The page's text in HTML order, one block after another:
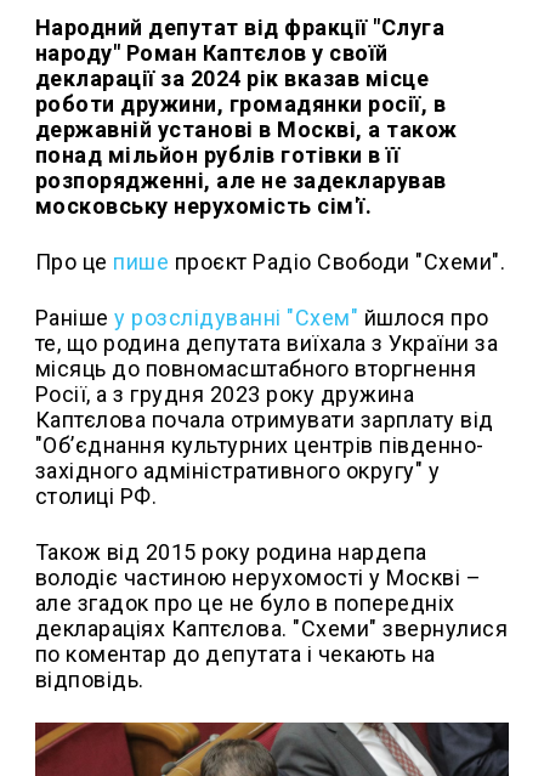
Народний депутат від фракції "Слуга
народу" Роман Каптєлов у своїй
декларації за 2024 рік вказав місце
роботи дружини, громадянки росії, в
державній установі в Москві, а також
понад мільйон рублів готівки в її
розпорядженні, але не задекларував
московську нерухомість сім'ї.
Про це пише проєкт Радіо Свободи "Схеми".
Ранішеу розслідуванні "Схем" йшлося про
те, що родина депутата виїхала з України за
місяць до повномасштабного вторгнення
Росії, а з грудня 2023 року дружина
Каптєлова почала отримувати зарплату від
"Об’єднання культурних центрів південно-
західного адміністративного округу" у
столиці РФ.
Також від 2015 року родина нардепа
володіє частиною нерухомості у Москві –
але згадок про це не було в попередніх
деклараціях Каптєлова. "Схеми" звернулися
по коментар до депутата і чекають на
відповідь.